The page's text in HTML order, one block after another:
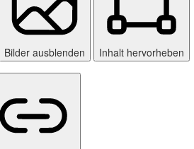
Bilder ausblenden Inhalt hervorheben